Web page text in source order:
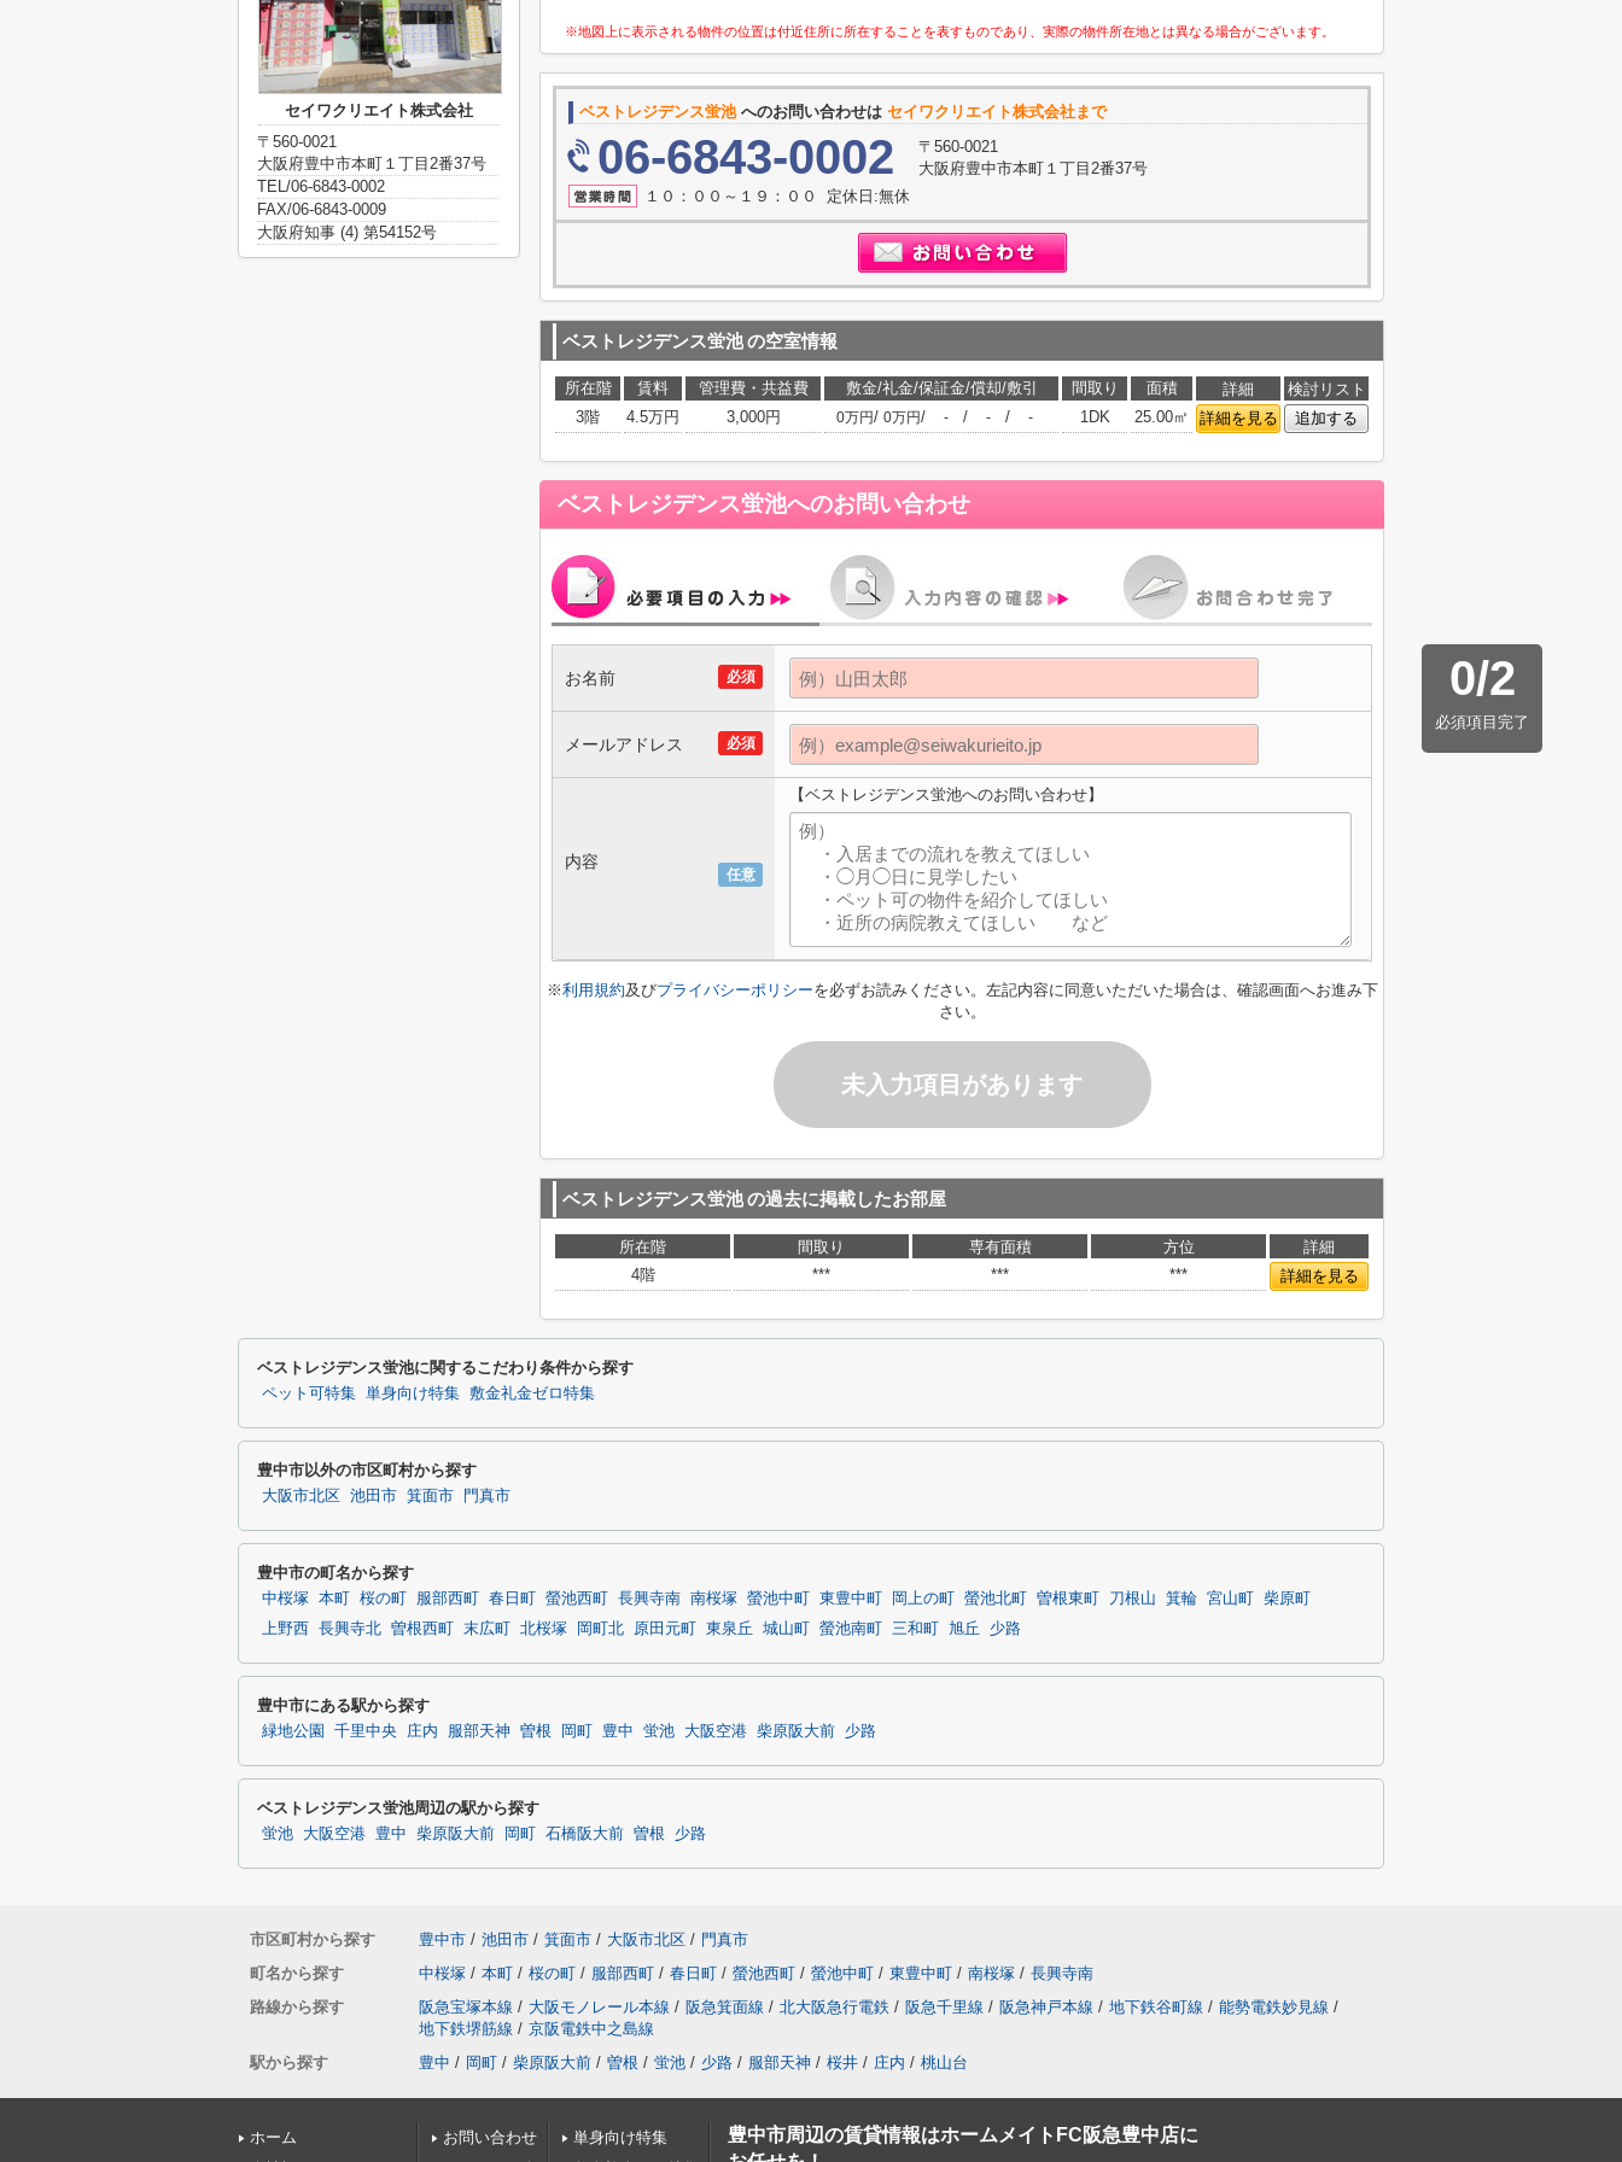
※地図上に表示される物件の位置は付近住所に所在することを表すものであり、実際の物件所在地とは異なる場合がございます。
ベストレジデンス蛍池へのお問い合わせは セイワクリエイト株式会社まで
06-6843-0002
〒560-0021
大阪府豊中市本町１丁目2番37号
１０：００～１９：００ 定休日:無休
ベストレジデンス蛍池の空室情報
所在階 賃料 管理費・共益費 敷金/礼金/保証金/償却/敷引 間取り 面積 詳細
検討リスト
3階
4.5万円 3,000円 0万円/ 0万円/ - / - / - 1DK 25.00㎡ 詳細を見る 追加する
ベストレジデンス蛍池へのお問い合わせ
0/2
必須項目完了
必須
お名前
必須
メールアドレス
任意
内容
【ベストレジデンス蛍池へのお問い合わせ】
※利用規約及びプライバシーポリシーを必ずお読みください。左記内容に同意いただいた場合は、確認画面へお進み下
さい。
未入力項目があります
ベストレジデンス蛍池の過去に掲載したお部屋
所在階 間取り 専有面積 方位
詳細
4階
*** *** *** 詳細を見る
セイワクリエイト株式会社
〒560-0021
大阪府豊中市本町１丁目2番37号
TEL/06-6843-0002
FAX/06-6843-0009
大阪府知事 (4) 第54152号
ベストレジデンス蛍池に関するこだわり条件から探す
ペット可特集 単身向け特集 敷金礼金ゼロ特集
豊中市以外の市区町村から探す
大阪市北区 池田市 箕面市 門真市
豊中市の町名から探す
中桜塚 本町 桜の町 服部西町 春日町 螢池西町 長興寺南 南桜塚 螢池中町 東豊中町 岡上の町 螢池北町 曽根東町 刀根山 箕輪 宮山町
柴原町
上野西
長興寺北 曽根西町 末広町 北桜塚 岡町北 原田元町 東泉丘 城山町 螢池南町 三和町 旭丘 少路
豊中市にある駅から探す
緑地公園 千里中央 庄内 服部天神 曽根 岡町 豊中 蛍池 大阪空港 柴原阪大前 少路
ベストレジデンス蛍池周辺の駅から探す
蛍池 大阪空港 豊中 柴原阪大前 岡町 石橋阪大前 曽根 少路
市区町村から探す 豊中市 / 池田市 / 箕面市 / 大阪市北区 / 門真市
町名から探す
中桜塚 / 本町 / 桜の町 / 服部西町 / 春日町 / 螢池西町 / 螢池中町 / 東豊中町 / 南桜塚 / 長興寺南
路線から探す
阪急宝塚本線 / 大阪モノレール本線 / 阪急箕面線 / 北大阪急行電鉄 / 阪急千里線 / 阪急神戸本線 / 地下鉄谷町線 / 能勢電鉄妙見線 /
地下鉄堺筋線 / 京阪電鉄中之島線
駅から探す
豊中 / 岡町 / 柴原阪大前 / 曽根 / 蛍池 / 少路 / 服部天神 / 桜井 / 庄内 / 桃山台
ホーム
お問い合わせ
単身向け特集
豊中市周辺の賃貸情報はホームメイトFC阪急豊中店に